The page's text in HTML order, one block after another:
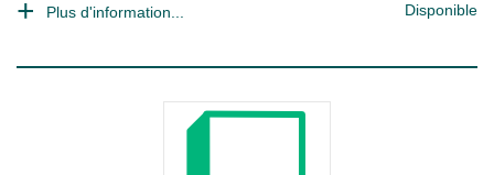
Plus d'information... Disponible